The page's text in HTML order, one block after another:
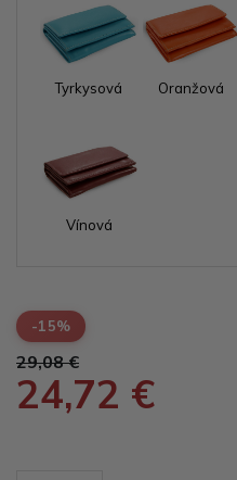
Tyrkysová Oranžová
Vínová
-15%
29,08 €
24,72 €